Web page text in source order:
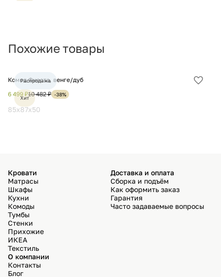
Похожие товары
Комод Фиеста, венге/дуб
6 499 ₽10 482 ₽ -38%
Распродажа
Хит
85x87x50
Кровати
Матрасы
Шкафы
Кухни
Комоды
Тумбы
Стенки
Прихожие
ИКЕА
Текстиль
Доставка и оплата
Сборка и подъём
Как оформить заказ
Гарантия
Часто задаваемые вопросы
О компании
Контакты
Блог